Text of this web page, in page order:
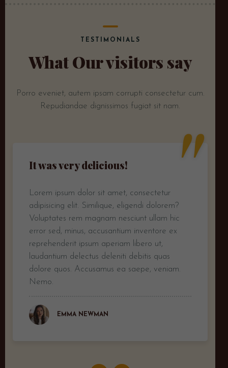
TESTIMONIALS
What Our visitors say
Porro eveniet, autem ipsam corrupti consectetur cum.
Repudiandae dignissimos fugiat sit nam."
It was very delicious!
Lorem ipsum dolor sit amet, consectetur
adipisicing elit. Similique, eligendi dolorem?
Voluptates rem magnam nesciunt ullam hic
error sed, minus, accusantium inventore ex
reprehenderit ipsum aperiam libero ut,
laudantium delectus deleniti debitis quas
dolore quos. Accusamus ea saepe, veniam.
Nemo.
EMMA NEWMAN